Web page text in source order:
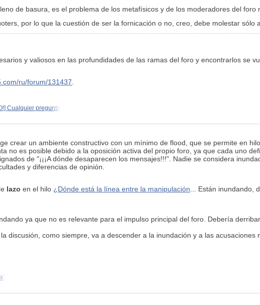
de basura, es el problema de los metafísicos y de los moderadores del foro
por lo que la cuestión de ser la fornicación o no, creo, debe molestar sólo
y valiosos en las profundidades de las ramas del foro y encontrarlos se
ru/forum/131437
Cualquier pregunta
crear un ambiente constructivo con un mínimo de flood, que se permite en
no es posible debido a la oposición activa del propio foro, ya que cada uno
de "¡¡¡A dónde desaparecen los mensajes!!!". Nadie se considera
y diferencias de opinión.
lazo en el hilo ¿Dónde está la línea entre la manipulación... Están inundando,
ya que no es relevante para el impulso principal del foro. Debería
discusión, como siempre, va a descender a la inundación y a las acusaciones